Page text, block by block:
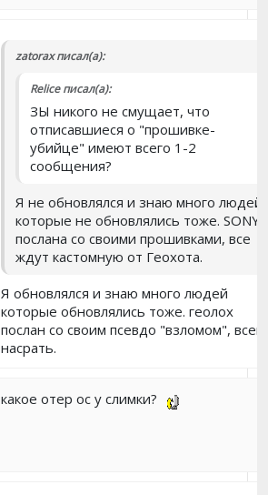
zatorax писал(а):
Relice писал(а):
ЗЫ никого не смущает, что
отписавшиеся о "прошивке-
убийце" имеют всего 1-2
сообщения?
Я не обновлялся и знаю много людей
которые не обновлялись тоже. SONY
послана со своими прошивками, все
ждут кастомную от Геохота.
Я обновлялся и знаю много людей
которые обновлялись тоже. геолох
послан со своим псевдо "взломом", всем
насрать.
какое отер ос у слимки?